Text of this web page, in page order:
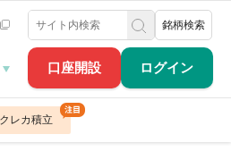
口座開設 ログイン
銘柄検索
クレカ積立